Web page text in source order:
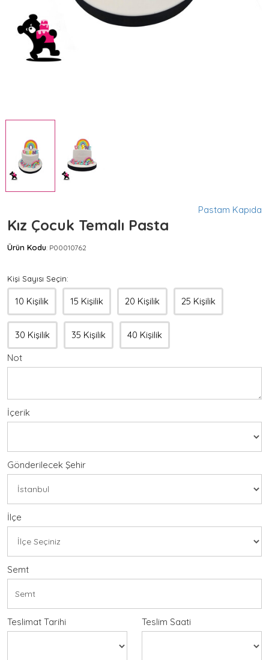
Pastam Kapıda
Kız Çocuk Temalı Pasta
Ürün Kodu: P00010762
Kişi Sayısı Seçin:
10 Kişilik 15 Kişilik 20 Kişilik 25 Kişilik
30 Kişilik 35 Kişilik
40 Kişilik
Not
İçerik
Gönderilecek Şehir
İlçe
Semt
Teslimat Tarihi Teslim Saati